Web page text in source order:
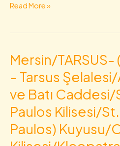
Read More »
Mersin/TARSUS-
– Tarsus
ve Batı Caddesi/
Paulos Kilisesi/St.
Paulos) Kuyusu/
Mersin/TARSUS-
(Tarşit-
Tarzu)
–
Tarsus
Şelalesi/Antik
Cadde